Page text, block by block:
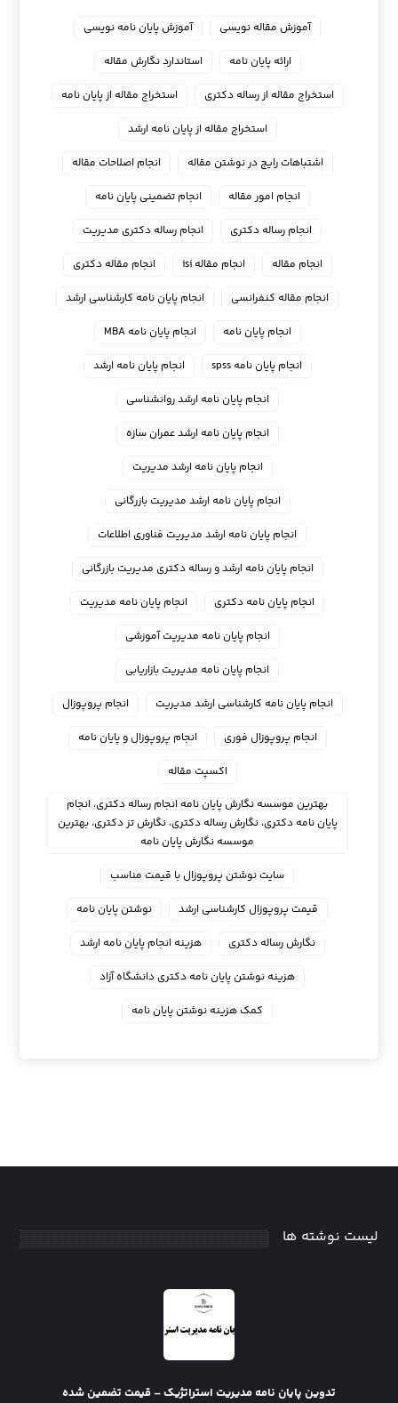
آموزش مقاله نویسی
آموزش پایان نامه نویسی
ارائه پایان نامه
استاندارد نگارش مقاله
استخراج مقاله از رساله دکتری
استخراج مقاله از پایان نامه
استخراج مقاله از پایان نامه ارشد
اشتباهات رایج در نوشتن مقاله
انجام اصلاحات مقاله
انجام امور مقاله
انجام تضمینی پایان نامه
انجام رساله دکتری
انجام رساله دکتری مدیریت
انجام مقاله
انجام مقاله isi
انجام مقاله دکتری
انجام مقاله کنفرانسی
انجام پايان نامه كارشناسي ارشد
انجام پایان نامه
انجام پایان نامه MBA
انجام پایان نامه spss
انجام پایان نامه ارشد
انجام پایان نامه ارشد روانشناسی
انجام پایان نامه ارشد عمران سازه
انجام پایان نامه ارشد مدیریت
انجام پایان نامه ارشد مدیریت بازرگانی
انجام پایان نامه ارشد مدیریت فناوری اطلاعات
انجام پایان نامه ارشد و رساله دکتری مدیریت بازرگانی
انجام پایان نامه دکتری
انجام پایان نامه مدیریت
انجام پایان نامه مدیریت آموزشی
انجام پایان نامه مدیریت بازاریابی
انجام پایان نامه کارشناسی ارشد مدیریت
انجام پروپوزال
انجام پروپوزال فوری
انجام پروپوزال و پایان نامه
اکسپت مقاله
بهترین موسسه نگارش پایان نامه انجام رساله دکتری، انجام
پایان نامه دکتری، نگارش رساله دکتری، نگارش تز دکتری، بهترین
موسسه نگارش پایان نامه
سایت نوشتن پروپوزال با قیمت مناسب
قیمت پروپوزال کارشناسی ارشد
نوشتن پایان نامه
نگارش رساله دکتری
هزینه انجام پایان نامه ارشد
هزینه نوشتن پایان نامه دکتری دانشگاه آزاد
کمک هزینه نوشتن پایان نامه
لیست نوشته ها
تدوین پایان نامه مدیریت استراتژیک – قیمت تضمین شده